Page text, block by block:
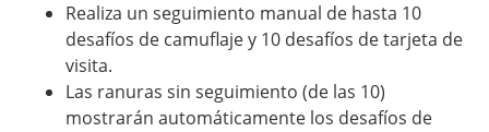
Realiza un seguimiento manual de hasta 10
desafíos de camuflaje y 10 desafíos de tarjeta de
visita.
Las ranuras sin seguimiento (de las 10)
mostrarán automáticamente los desafíos de